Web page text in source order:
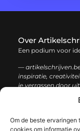
Om de beste
cookies om informatie
Over
Een podium voor
—
inspiratie,
je verrassen door
informatie